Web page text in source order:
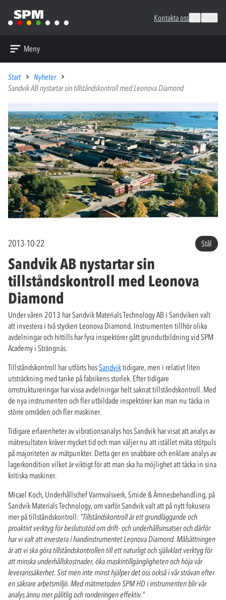
Kontakta oss
Meny
Start
Nyheter
Sandvik AB nystartar sin tillståndskontroll med Leonova Diamond
2013-10-22 Stål
Sandvik AB nystartar sin
tillståndskontroll med Leonova
Diamond
Under våren 2013 har Sandvik Materials Technology AB i Sandviken valt
att investera i två stycken Leonova Diamond. Instrumenten tillhör olika
avdelningar och hittills har fyra inspektörer gått grundutbildning vid SPM
Academy i Strängnäs.
Tillståndskontroll har utförts hosSandviktidigare, men i relativt liten
utsträckning med tanke på fabrikens storlek. Efter tidigare
omstruktureringar har vissa avdelningar helt saknat tillståndskontroll. Med
de nya instrumenten och fler utbildade inspektörer kan man nu täcka in
större områden och fler maskiner.
Tidigare erfarenheter av vibrationsanalys hos Sandvik har visat att analys av
mätresultaten kräver mycket tid och man väljer nu att istället mäta stötpuls
på majoriteten av mätpunkter. Detta ger en snabbare och enklare analys av
lagerkondition vilket är viktigt för att man ska ha möjlighet att täcka in sina
kritiska maskiner.
Micael Koch, Underhållschef Varmvalsverk, Smide & Ämnesbehandling, på
Sandvik Materials Technology, om varför Sandvik valt att på nytt fokusera
mer på tillståndskontroll: ”Tillståndskontroll är ett grundläggande och
proaktivt verktyg för beslutsstöd om drift- och underhållsinsatser och därför
har vi valt att investera i handinstrumentet Leonova Diamond. Målsättningen
är att vi ska göra tillståndskontrollen till ett naturligt och självklart verktyg för
att minska underhållskostnader, öka maskintillgängligheten och höja vår
leveranssäkerhet. Sist men inte minst hjälper det oss också i vår strävan efter
en säkrare arbetsmiljö. Med mätmetoden SPM HD i instrumenten blir vår
analys ännu mer pålitlig och ronderingen effektiv.”